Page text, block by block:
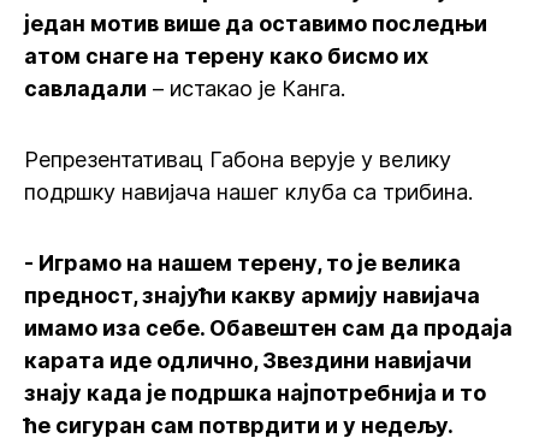
један мотив више да оставимо последњи
атом снаге на терену како бисмо их
савладали – истакао је Канга.
Репрезентативац Габона верује у велику
подршку навијача нашег клуба са трибина.
- Играмо на нашем терену, то је велика
предност, знајући какву армију навијача
имамо иза себе. Обавештен сам да продаја
карата иде одлично, Звездини навијачи
знају када је подршка најпотребнија и то
ће сигуран сам потврдити и у недељу.